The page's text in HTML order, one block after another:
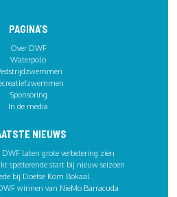
PAGINA’S
Over DWF
Waterpolo
Sponsoring
In de media
NIEUWS
DWF laten grote verbetering zien
spetterende start bij nieuw seizoen
bij Doetse Kom Bokaal
winnen van NieMo Barracuda